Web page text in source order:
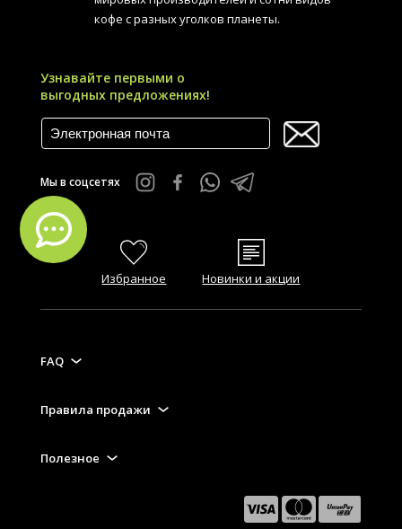
кофе с разных уголков планеты.
Узнавайте первыми о
выгодных предложениях!
Мы в соцсетях
Избранное Новинки и акции
FAQ
Правила продажи
Полезное